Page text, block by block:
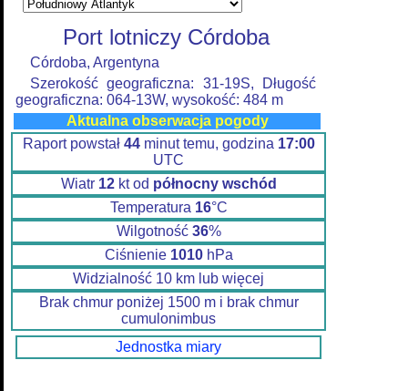
Port lotniczy Córdoba
Córdoba, Argentyna
Szerokość geograficzna: 31-19S, Długość
geograficzna: 064-13W, wysokość: 484 m
Aktualna obserwacja pogody
Raport powstał 44minut temu, godzina 17:00
UTC
Wiatr 12kt od północny wschód
Temperatura 16°C
Wilgotność 36%
Ciśnienie 1010hPa
Widzialność 10 km lub więcej
Brak chmur poniżej 1500 m i brak chmur
cumulonimbus
Jednostka miary